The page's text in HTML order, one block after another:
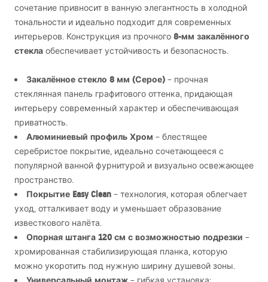
сочетание привносит в ванную элегантность в холодной
тональности и идеально подходит для современных
интерьеров. Конструкция из прочного 8-мм закалённого
стекла обеспечивает устойчивость и безопасность.
Закалённое стекло 8 мм (Серое) – прочная
стеклянная панель графитового оттенка, придающая
интерьеру современный характер и обеспечивающая
приватность.
Алюминиевый профиль Хром – блестящее
серебристое покрытие, идеально сочетающееся с
популярной ванной фурнитурой и визуально освежающее
пространство.
Покрытие Easy Clean – технология, которая облегчает
уход, отталкивает воду и уменьшает образование
известкового налёта.
Опорная штанга 120 см с возможностью подрезки –
хромированная стабилизирующая планка, которую
можно укоротить под нужную ширину душевой зоны.